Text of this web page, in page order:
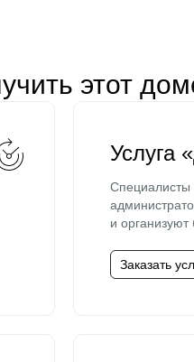
этот
Услуга
Специалисты
и организуют
Заказать